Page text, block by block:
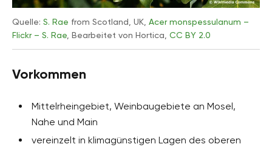
Quelle: S. Rae from Scotland, UK, Acer monspessulanum –
Flickr – S. Rae , Bearbeitet von Hortica, CC BY 2.0
Vorkommen
Mittelrheingebiet, Weinbaugebiete an Mosel,
Nahe und Main
vereinzelt in klimagünstigen Lagen des oberen